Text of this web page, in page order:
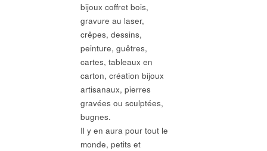
bijoux coffret bois,
gravure au laser,
crêpes, dessins,
peinture, guêtres,
cartes, tableaux en
carton, création bijoux
artisanaux, pierres
gravées ou sculptées,
bugnes.
Il y en aura pour tout le
monde, petits et